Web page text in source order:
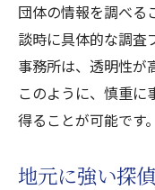
プロが語
長浜市で
不倫調査
探偵が直
滋賀県長浜市
団体の情報を調べる
談時に具体的な調査
事務所は、透明性が
このように、慎重に
得ることが可能です。
地元に強い探